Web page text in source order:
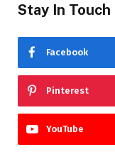
Stay In Touch
Facebook
Pinterest
YouTube